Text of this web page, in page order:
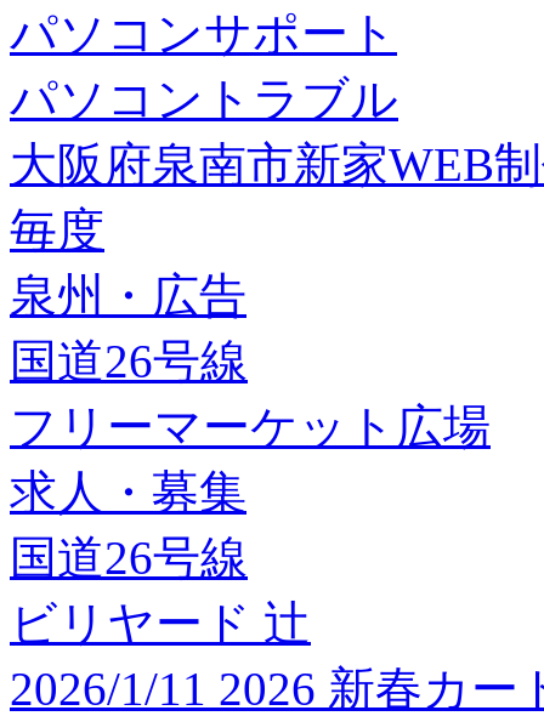
パソコンサポート
パソコントラブル
大阪府泉南市新家WEB
毎度
泉州・広告
国道26号線
フリーマーケット広場
求人・募集
国道26号線
ビリヤード 辻
2026/1/11 2026 新春カ